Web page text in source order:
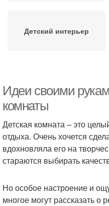
Детский интерьер
Идеи своими
комнаты
Детская комната – это
отдыха. Очень хочется
вдохновляла его на
стараются выбирать
Но особое настроение и
многое могут рассказать о